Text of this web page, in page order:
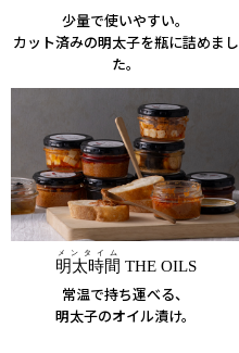
少量で使いやすい。
カット済みの明太子を瓶に詰めまし
た。
明太時間
メンタイム
THE OILS
常温で持ち運べる、
明太子のオイル漬け。